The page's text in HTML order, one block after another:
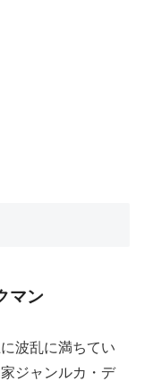
マン
波乱に満ちてい
ジャンルカ・デ